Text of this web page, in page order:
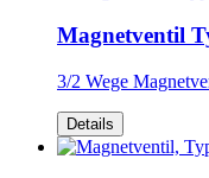
Magnetventil
3/2 Wege
Details